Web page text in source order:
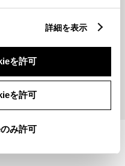
詳細を表示
を許可
を許可
み許可
NEW【カローラ】【カローラツ